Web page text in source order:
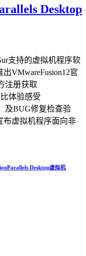
Desktop
支持的虚拟机程序软
VMwareFusion12官
注册获取
比体验感受
及BUG修复检查验
布虚拟机程序面向非
Parallels Desktop虚拟机